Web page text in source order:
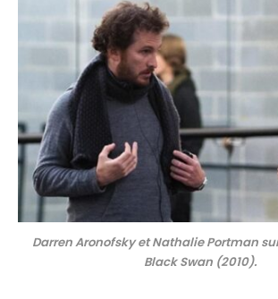
Darren Aronofsky et Nathalie Portman
Black Swan (2010).